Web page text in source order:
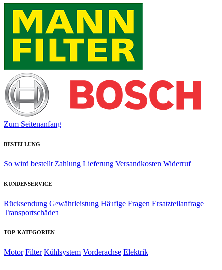
Zum Seitenanfang
BESTELLUNG
So wird bestellt Zahlung Lieferung Versandkosten Widerruf
KUNDENSERVICE
Rücksendung Gewährleistung Häufige Fragen Ersatzteilanfrage
Transportschäden
TOP-KATEGORIEN
Motor Filter Kühlsystem Vorderachse Elektrik